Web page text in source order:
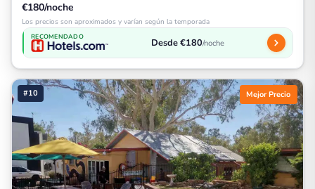
€180/noche
Los precios son aproximados y varían según la temporada
RECOMENDADO Desde €180/noche
#10 Mejor Precio